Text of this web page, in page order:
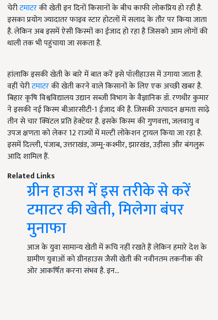
चेरीटमाटरकी खेती इन दिनों किसानों के बीच काफी लोकप्रिय हो रही है.
इसका प्रयोग ज्यादातर फाइव स्टार होटलों में सलाद के तौर पर किया जाता
है. लेकिन अब इसमें ऐसी किस्मों का ईजाद हो रहा है जिसको आम लोगों की
थाली तक भी पहुंचाया जा सकता है.
हांलाकि इसकी खेती के बारे में बात करें इसे पॉलीहाउस में उगाया जाता है.
वहीं चेरीटमाटरकी खेती करने वाले किसानों के लिए एक अच्छी खबर है.
बिहार कृषि विश्वविद्यालय उद्यान सब्जी विभाग के वैज्ञानिक डॉ. रणधीर कुमार
ने इसकी नई किस्म बीआरसीटी-1 ईजाद की है. जिसकी उत्पादन क्षमता साढ़े
तीन से चार क्विंटल प्रति हेक्टेयर है. इसके किस्म की गुणवत्ता, जलवायु व
उपज क्षणता को लेकर 12 राज्यों में मल्टी लोकेशन ट्रायल किया जा रहा है.
इसमें दिल्ली, पंजाब, उत्तराखंड, जम्मू-कश्मीर, झारखंड, उड़ीसा और बंगलुरू
आदि शामिल हैं.
Related Links
ग्रीन हाउस में इस तरीके से करें
टमाटर की खेती, मिलेगा बंपर
मुनाफा
आज के युवा सामान्य खेती में रूचि नहीं रखते हैं लेकिन हमारे देश के
ग्रामीण युवाओं को ग्रीनहाउस जैसी खेती की नवीनतम तकनीक की
ओर आकर्षित करना संभव है. इन…